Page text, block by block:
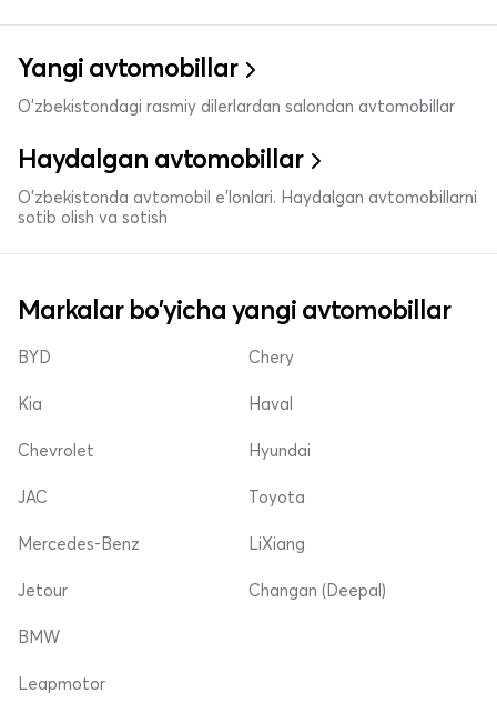
Yangi avtomobillar
O'zbekistondagi rasmiy dilerlardan salondan avtomobillar
Haydalgan avtomobillar
O'zbekistonda avtomobil e’lonlari. Haydalgan avtomobillarni
sotib olish va sotish
Markalar bo'yicha yangi avtomobillar
BYD
Kia
Chevrolet
Chery
Haval
Hyundai
JAC
Mercedes-Benz
Jetour
Toyota
LiXiang
Changan (Deepal)
BMW
Leapmotor